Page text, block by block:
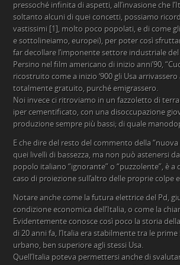
pressoché infinita di aspetti, all’invasione che
soltanto alcuni di quei concetti, possiamo
vastissimi [1], molto poco popolati, e di come
e sottolineiamo, europei), per poter così
far decollare l’imponente settore industriale del
Persino nel film americano di inizio anni’90,
ricostruito come a inizio ‘900 gli Usa
totalmente gratuito, purché emigrassero.
Noi invece ci ritroviamo in un fazzoletto di
iper cementificato, con una disoccupazione
produzione sempre più bassi; di quale
E che dire del resto del commento della
quei livelli di bassezza, ma non può astenersi
popolo italiano “ignorante” o “puzzolente”, è
caso di proiezione sull’altro delle proprie colpe
Notare anche come la futura elettrice del Pd,
condizione economica dell’Italia, o come la
Evidentemente conosce così poco la storia
di 20 anni fa, l’Italia era stabilmente tra le
urbano, ben superiore agli stessi Usa.
Quell’Italia poteva permettersi anche di